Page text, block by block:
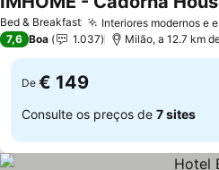
Bed & Breakfast Interiores modernos e
7,6 Boa 1.037 Milão, a 12.7 km
De € 149
Consulte os preços de 7 sites